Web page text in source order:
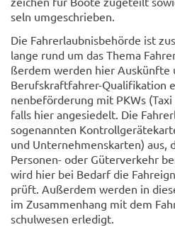
seln um­ge­schrie­ben.
Die Fahr­erlaub­nis­be­hör­de ist
lan­ge rund um das Thema
ßer­dem wer­den hier Aus­künf­te
Berufskraftfahrer-​Qualifikation
nen­be­för­de­rung mit PKWs
falls hier an­ge­sie­delt. Die
so­ge­nann­ten
und Un­ter­neh­mens­kar­ten) aus,
Personen-​ oder Gü­ter­ver­kehr
wird hier bei Be­darf die
prüft. Au­ßer­dem wer­den in
im Zu­sam­men­hang mit dem
schul­we­sen er­le­digt.